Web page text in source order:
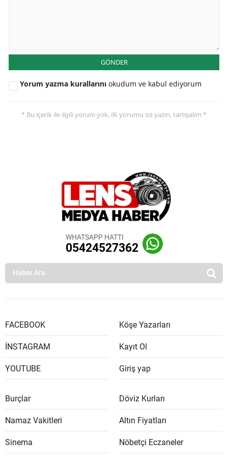
GÖNDER
Yorum yazma kurallarını okudum ve kabul ediyorum
* Bu içerik ile ilgili yorum yok, ilk yorumu siz yazın, tartışalım *
WHATSAPP HATTI
05424527362
FACEBOOK
İNSTAGRAM
YOUTUBE
Köşe Yazarları
Kayıt Ol
Giriş yap
Burçlar
Namaz Vakitleri
Sinema
Döviz Kurları
Altın Fiyatları
Nöbetçi Eczaneler